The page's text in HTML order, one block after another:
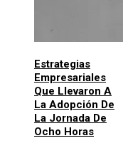
Estrategias
Empresariales
Que Llevaron A
La Adopción De
La Jornada De
Ocho Horas